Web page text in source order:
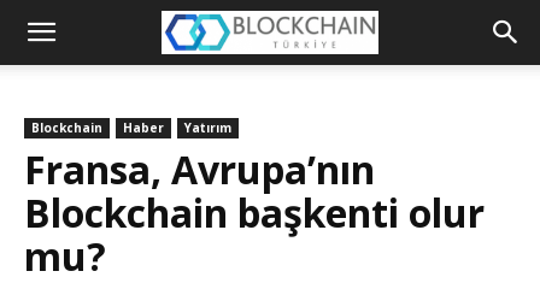
Blockchain
Blockchain Haber Yatırım
Fransa, Avrupa’nın
Blockchain başkenti olur
mu?